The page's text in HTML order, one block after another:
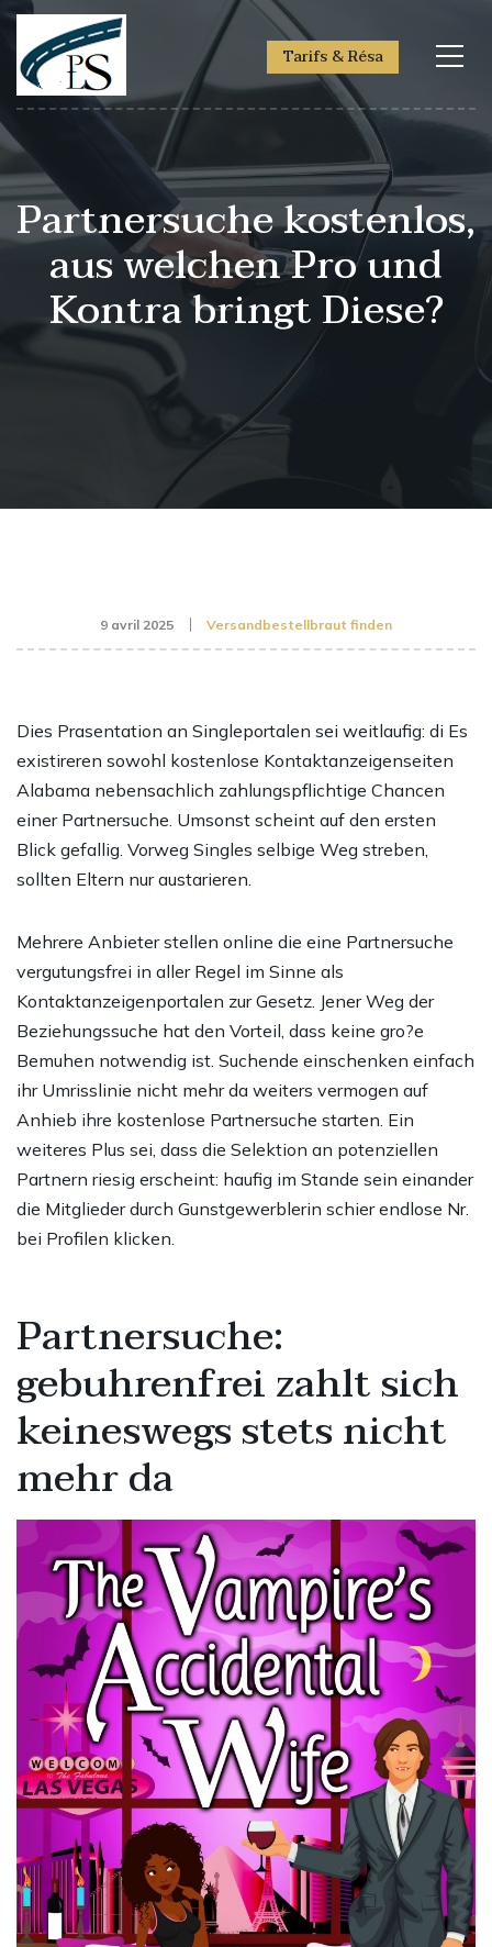
Tarifs & Résa
Partnersuche kostenlos,
aus welchen Pro und
Kontra bringt Diese?
9 avril 2025 Versandbestellbraut finden
Dies Prasentation an Singleportalen sei weitlaufig: di Es
existireren sowohl kostenlose Kontaktanzeigenseiten
Alabama nebensachlich zahlungspflichtige Chancen
einer Partnersuche. Umsonst scheint auf den ersten
Blick gefallig. Vorweg Singles selbige Weg streben,
sollten Eltern nur austarieren.
Mehrere Anbieter stellen online die eine Partnersuche
vergutungsfrei in aller Regel im Sinne als
Kontaktanzeigenportalen zur Gesetz. Jener Weg der
Beziehungssuche hat den Vorteil, dass keine gro?e
Bemuhen notwendig ist. Suchende einschenken einfach
ihr Umrisslinie nicht mehr da weiters vermogen auf
Anhieb ihre kostenlose Partnersuche starten. Ein
weiteres Plus sei, dass die Selektion an potenziellen
Partnern riesig erscheint: haufig im Stande sein einander
die Mitglieder durch Gunstgewerblerin schier endlose Nr.
bei Profilen klicken.
Partnersuche:
gebuhrenfrei zahlt sich
keineswegs stets nicht
mehr da